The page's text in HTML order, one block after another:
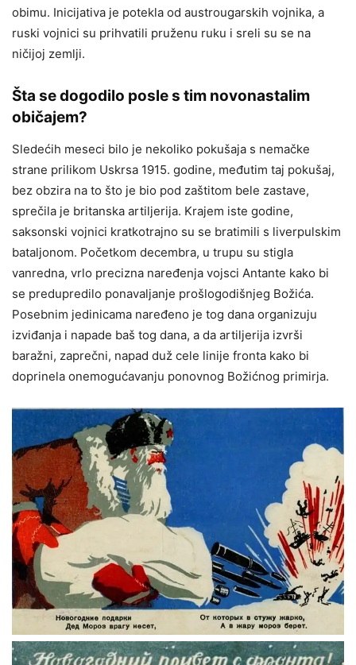
obimu. Inicijativa je potekla od austrougarskih vojnika, a
ruski vojnici su prihvatili pruženu ruku i sreli su se na
ničijoj zemlji.
Šta se dogodilo posle s tim novonastalim
običajem?
Sledećih meseci bilo je nekoliko pokušaja s nemačke
strane prilikom Uskrsa 1915. godine, međutim taj pokušaj,
bez obzira na to što je bio pod zaštitom bele zastave,
sprečila je britanska artiljerija. Krajem iste godine,
saksonski vojnici kratkotrajno su se bratimili s liverpulskim
bataljonom. Početkom decembra, u trupu su stigla
vanredna, vrlo precizna naređenja vojsci Antante kako bi
se predupredilo ponavaljanje prošlogodišnjeg Božića.
Posebnim jedinicama naređeno je tog dana organizuju
izviđanja i napade baš tog dana, a da artiljerija izvrši
baražni, zaprečni, napad duž cele linije fronta kako bi
doprinela onemogućavanju ponovnog Božićnog primirja.